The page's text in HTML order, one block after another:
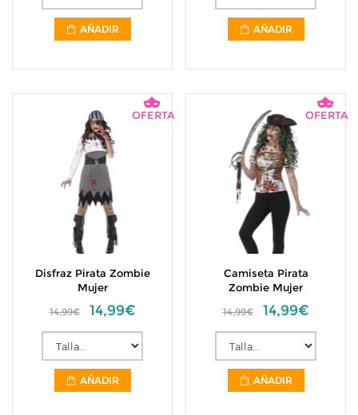
AÑADIR AÑADIR
Disfraz Pirata Zombie
Mujer
14,99€ 14,99€
AÑADIR
OFERTA
Camiseta Pirata
Zombie Mujer
14,99€ 14,99€
AÑADIR
OFERTA